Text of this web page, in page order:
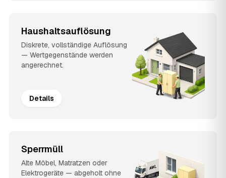
Haushaltsauflösung
Diskrete, vollständige Auflösung
— Wertgegenstände werden
angerechnet.
Details
Sperrmüll
Alte Möbel, Matratzen oder
Elektrogeräte — abgeholt ohne